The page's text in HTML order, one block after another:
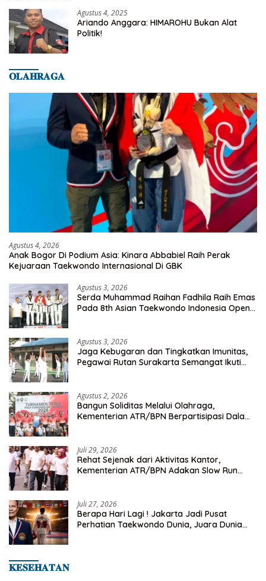
Agustus 4, 2025
Ariando Anggara: HIMAROHU Bukan Alat
Politik!
𝐎𝐋𝐀𝐇𝐑𝐀𝐆𝐀
Agustus 4, 2026
Anak Bogor Di Podium Asia: Kinara Abbabiel Raih Perak
Kejuaraan Taekwondo Internasional Di GBK
Agustus 3, 2026
Serda Muhammad Raihan Fadhila Raih Emas
Pada 8th Asian Taekwondo Indonesia Open
Agustus 3, 2026
Jaga Kebugaran dan Tingkatkan Imunitas,
Pegawai Rutan Surakarta Semangat Ikuti
Agustus 2, 2026
Bangun Soliditas Melalui Olahraga,
Kementerian ATR/BPN Berpartisipasi Dalam
Juli 29, 2026
Rehat Sejenak dari Aktivitas Kantor,
Kementerian ATR/BPN Adakan Slow Run
Juli 27, 2026
Berapa Hari Lagi ! Jakarta Jadi Pusat
Perhatian Taekwondo Dunia, Juara Dunia
𝐊𝐄𝐒𝐄𝐇𝐀𝐓𝐀𝐍